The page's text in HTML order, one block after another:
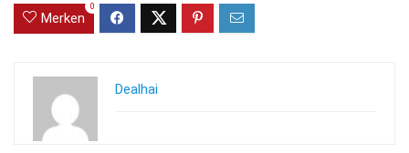
Merken
0
Dealhai